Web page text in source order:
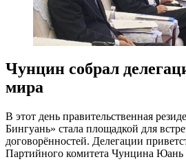
Чунцин собрал
мира
В этот день правительственная
Бингуань» стала площадкой для
договорённостей. Делегации
Партийного комитета Чунцина Юань